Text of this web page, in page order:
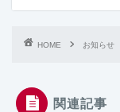
HOME お知らせ
関連記事